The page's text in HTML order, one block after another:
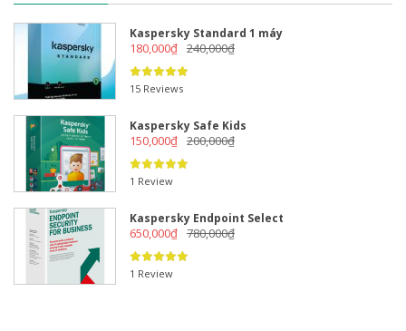
Kaspersky Standard 1 máy
240,000₫
180,000₫
15 Reviews
Kaspersky Safe Kids
200,000₫
150,000₫
1 Review
Kaspersky Endpoint Select
780,000₫
650,000₫
1 Review